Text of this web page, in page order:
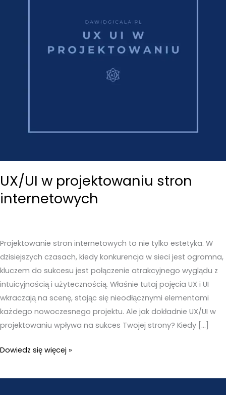
UX/UI w projektowaniu stron
internetowych
Projektowanie stron internetowych to nie tylko estetyka. W
dzisiejszych czasach, kiedy konkurencja w sieci jest ogromna,
kluczem do sukcesu jest połączenie atrakcyjnego wyglądu z
intuicyjnością i użytecznością. Właśnie tutaj pojęcia UX i UI
wkraczają na scenę, stając się nieodłącznymi elementami
każdego nowoczesnego projektu. Ale jak dokładnie UX/UI w
projektowaniu wpływa na sukces Twojej strony? Kiedy […]
UX/UI
projektowaniu
Dowiedz się więcej »